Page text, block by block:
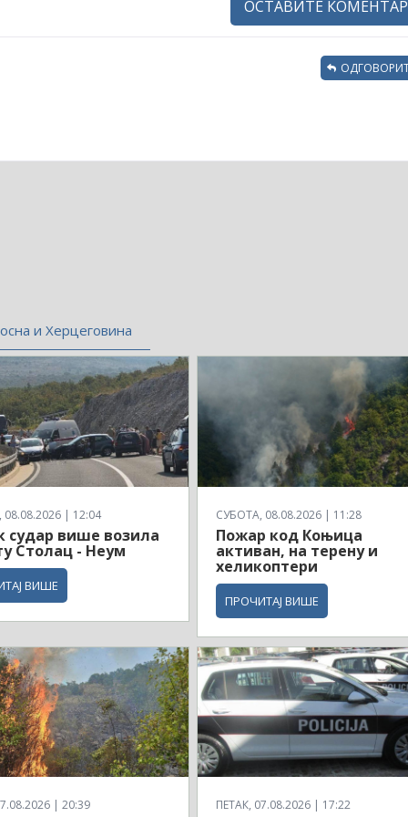
ОСТАВИТЕ КОМЕНТАР
и Херцеговина
| 12:04
судар више возила
Столац - Неум
ВИШЕ
СУБОТА, 08.08.2026 | 11:28
Пожар код Коњица
активан, на терену и
хеликоптери
ПРОЧИТАЈ ВИШЕ
| 20:39 ПЕТАК, 07.08.2026 | 17:22